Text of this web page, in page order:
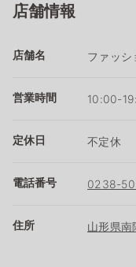
店舗情報
店舗名 ファッシ
営業時間 10:00-
定休日 不定休
電話番号 0238-
住所 山形県南